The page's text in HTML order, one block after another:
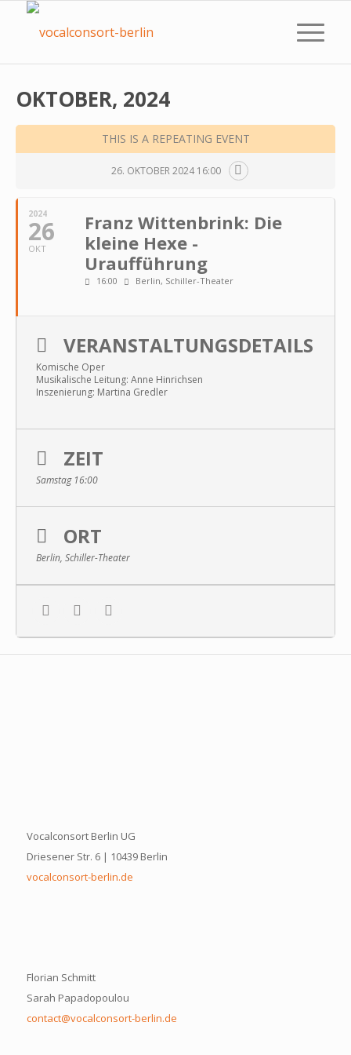
OKTOBER, 2024
THIS IS A REPEATING EVENT
26. OKTOBER 2024 16:00
2024
26
OKT
Franz Wittenbrink: Die
kleine Hexe -
Uraufführung
16:00 Berlin, Schiller-Theater
VERANSTALTUNGSDETAILS
Komische Oper
Musikalische Leitung: Anne Hinrichsen
Inszenierung: Martina Gredler
ZEIT
Samstag 16:00
ORT
Berlin, Schiller-Theater
Vocalconsort Berlin UG
Driesener Str. 6 | 10439 Berlin
vocalconsort-berlin.de
Florian Schmitt
Sarah Papadopoulou
contact@vocalconsort-berlin.de